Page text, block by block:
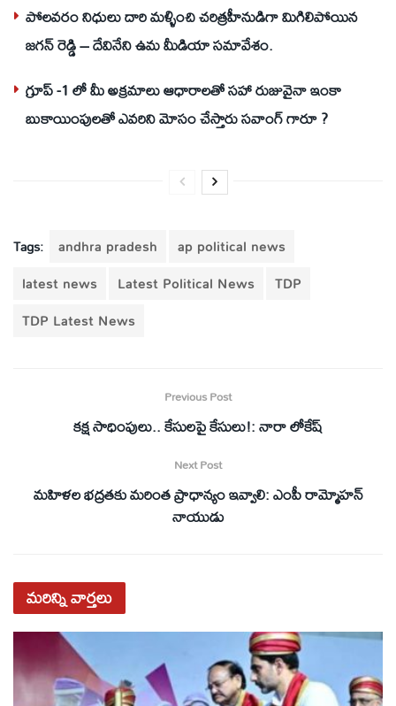
పోలవరం నిధులు దారి మళ్ళించి చరిత్రహీనుడిగా మిగిలిపోయిన
జగన్ రెడ్డి – దేవినేని ఉమ మీడియా సమావేశం.
గ్రూప్ -1 లో మీ అక్రమాలు ఆధారాలతో సహా రుజువైనా ఇంకా
బుకాయింపులతో ఎవరిని మోసం చేస్తారు సవాంగ్ గారూ ?
Tags: andhra pradesh
ap political news
latest news
Latest Political News
TDP
TDP Latest News
Previous Post
కక్ష సాధింపులు.. కేసులపై కేసులు!: నారా లోకేష్
Next Post
మహిళల భద్రతకు మరింత ప్రాధాన్యం ఇవ్వాలి: ఎంపీ రామ్మోహన్‌
నాయుడు
మరిన్నివార్తలు